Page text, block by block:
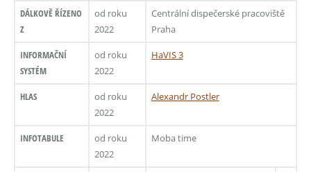
DÁLKOVĚ ŘÍZENO
Z
od roku
2022
Centrální dispečerské pracoviště
Praha
INFORMAČNÍ
SYSTÉM
od roku
2022
HaVIS 3
HLAS
od roku
2022
Alexandr Postler
INFOTABULE
od roku
2022
Moba time